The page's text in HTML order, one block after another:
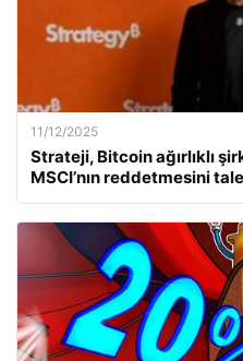
11/12/2025
Strateji, Bitcoin ağırlıklı
MSCI’nın reddetmesini